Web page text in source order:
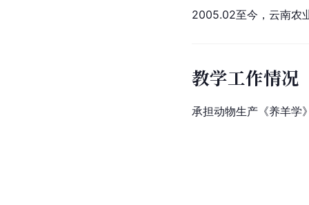
2005.02至今，云南农
教学工作情况
承担动物生产《养羊学